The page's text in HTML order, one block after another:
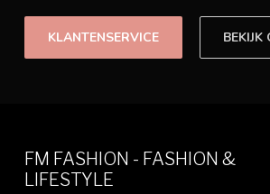
KLANTENSERVICE
FM FASHION - FASHION &
LIFESTYLE